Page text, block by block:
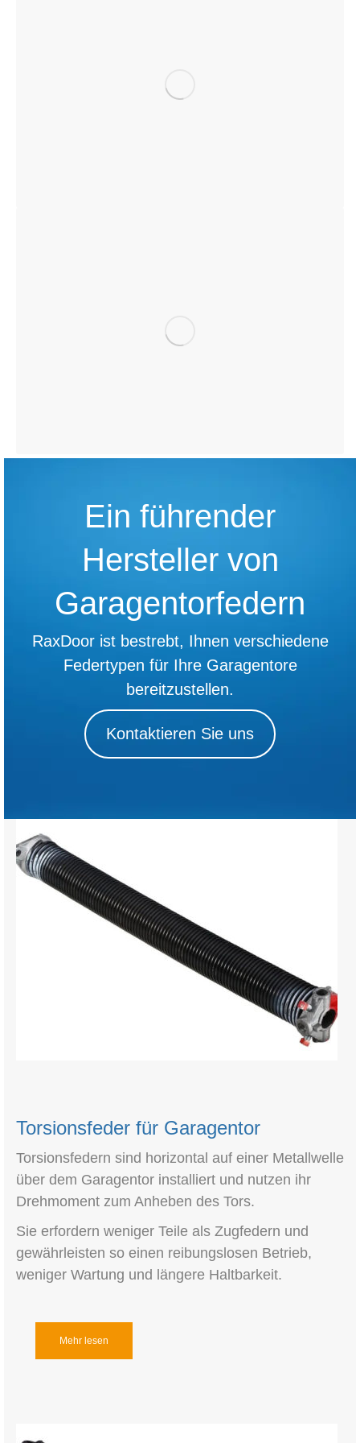
Ein führender
Hersteller von
Garagentorfedern
RaxDoor ist bestrebt, Ihnen verschiedene
Federtypen für Ihre Garagentore
bereitzustellen.
Kontaktieren Sie uns
Torsionsfeder für Garagentor
Torsionsfedern sind horizontal auf einer Metallwelle
über dem Garagentor installiert und nutzen ihr
Drehmoment zum Anheben des Tors.
Sie erfordern weniger Teile als Zugfedern und
gewährleisten so einen reibungslosen Betrieb,
weniger Wartung und längere Haltbarkeit.
Mehr lesen